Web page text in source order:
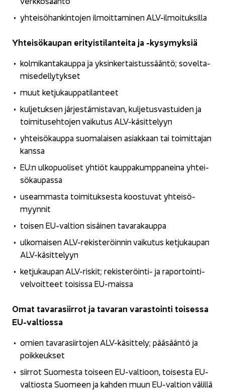
yh­tei­sö­han­kin­to­jen il­moit­ta­mi­nen ALV-​ilmoituksilla
Yh­tei­sö­kau­pan eri­tyis­ti­lan­tei­ta ja -​kysymyksiä
kol­mi­kan­ta­kaup­pa ja yk­sin­ker­tais­tus­sään­tö; so­vel­ta­
mi­se­del­ly­tyk­set
muut ket­ju­kaup­pa­ti­lan­teet
kul­je­tuk­sen jär­jes­tä­mis­ta­van, kul­je­tus­vas­tui­den ja
toi­mi­tuseh­to­jen vai­ku­tus ALV-​käsittelyyn
yh­tei­sö­kaup­pa suo­ma­lai­sen asiak­kaan tai toi­mit­ta­jan
kans­sa
EU:n ul­ko­puo­li­set yh­tiöt kaup­pa­kump­pa­nei­na yh­tei­
sö­kau­pas­sa
useam­mas­ta toi­mi­tuk­ses­ta koos­tu­vat yh­tei­sö­
myyn­nit
toi­sen EU-​valtion si­säi­nen ta­va­ra­kaup­pa
ul­ko­mai­sen ALV-​rekisteröinnin vai­ku­tus ket­ju­kau­pan
ALV-​käsittelyyn
ket­ju­kau­pan ALV-​riskit; rekisteröinti-​ ja ra­por­toin­ti­
vel­voit­teet toi­sis­sa EU-​maissa
Omat ta­va­ra­siir­rot ja ta­va­ran va­ras­toin­ti toi­ses­sa
EU-​valtiossa
omien ta­va­ra­siir­to­jen ALV-​käsittely; pää­sään­tö ja
poik­keuk­set
siir­rot Suo­mes­ta toi­seen EU-​valtioon, toi­ses­ta EU-​
valtiosta Suo­meen ja kah­den muun EU-​valtion vä­lil­lä